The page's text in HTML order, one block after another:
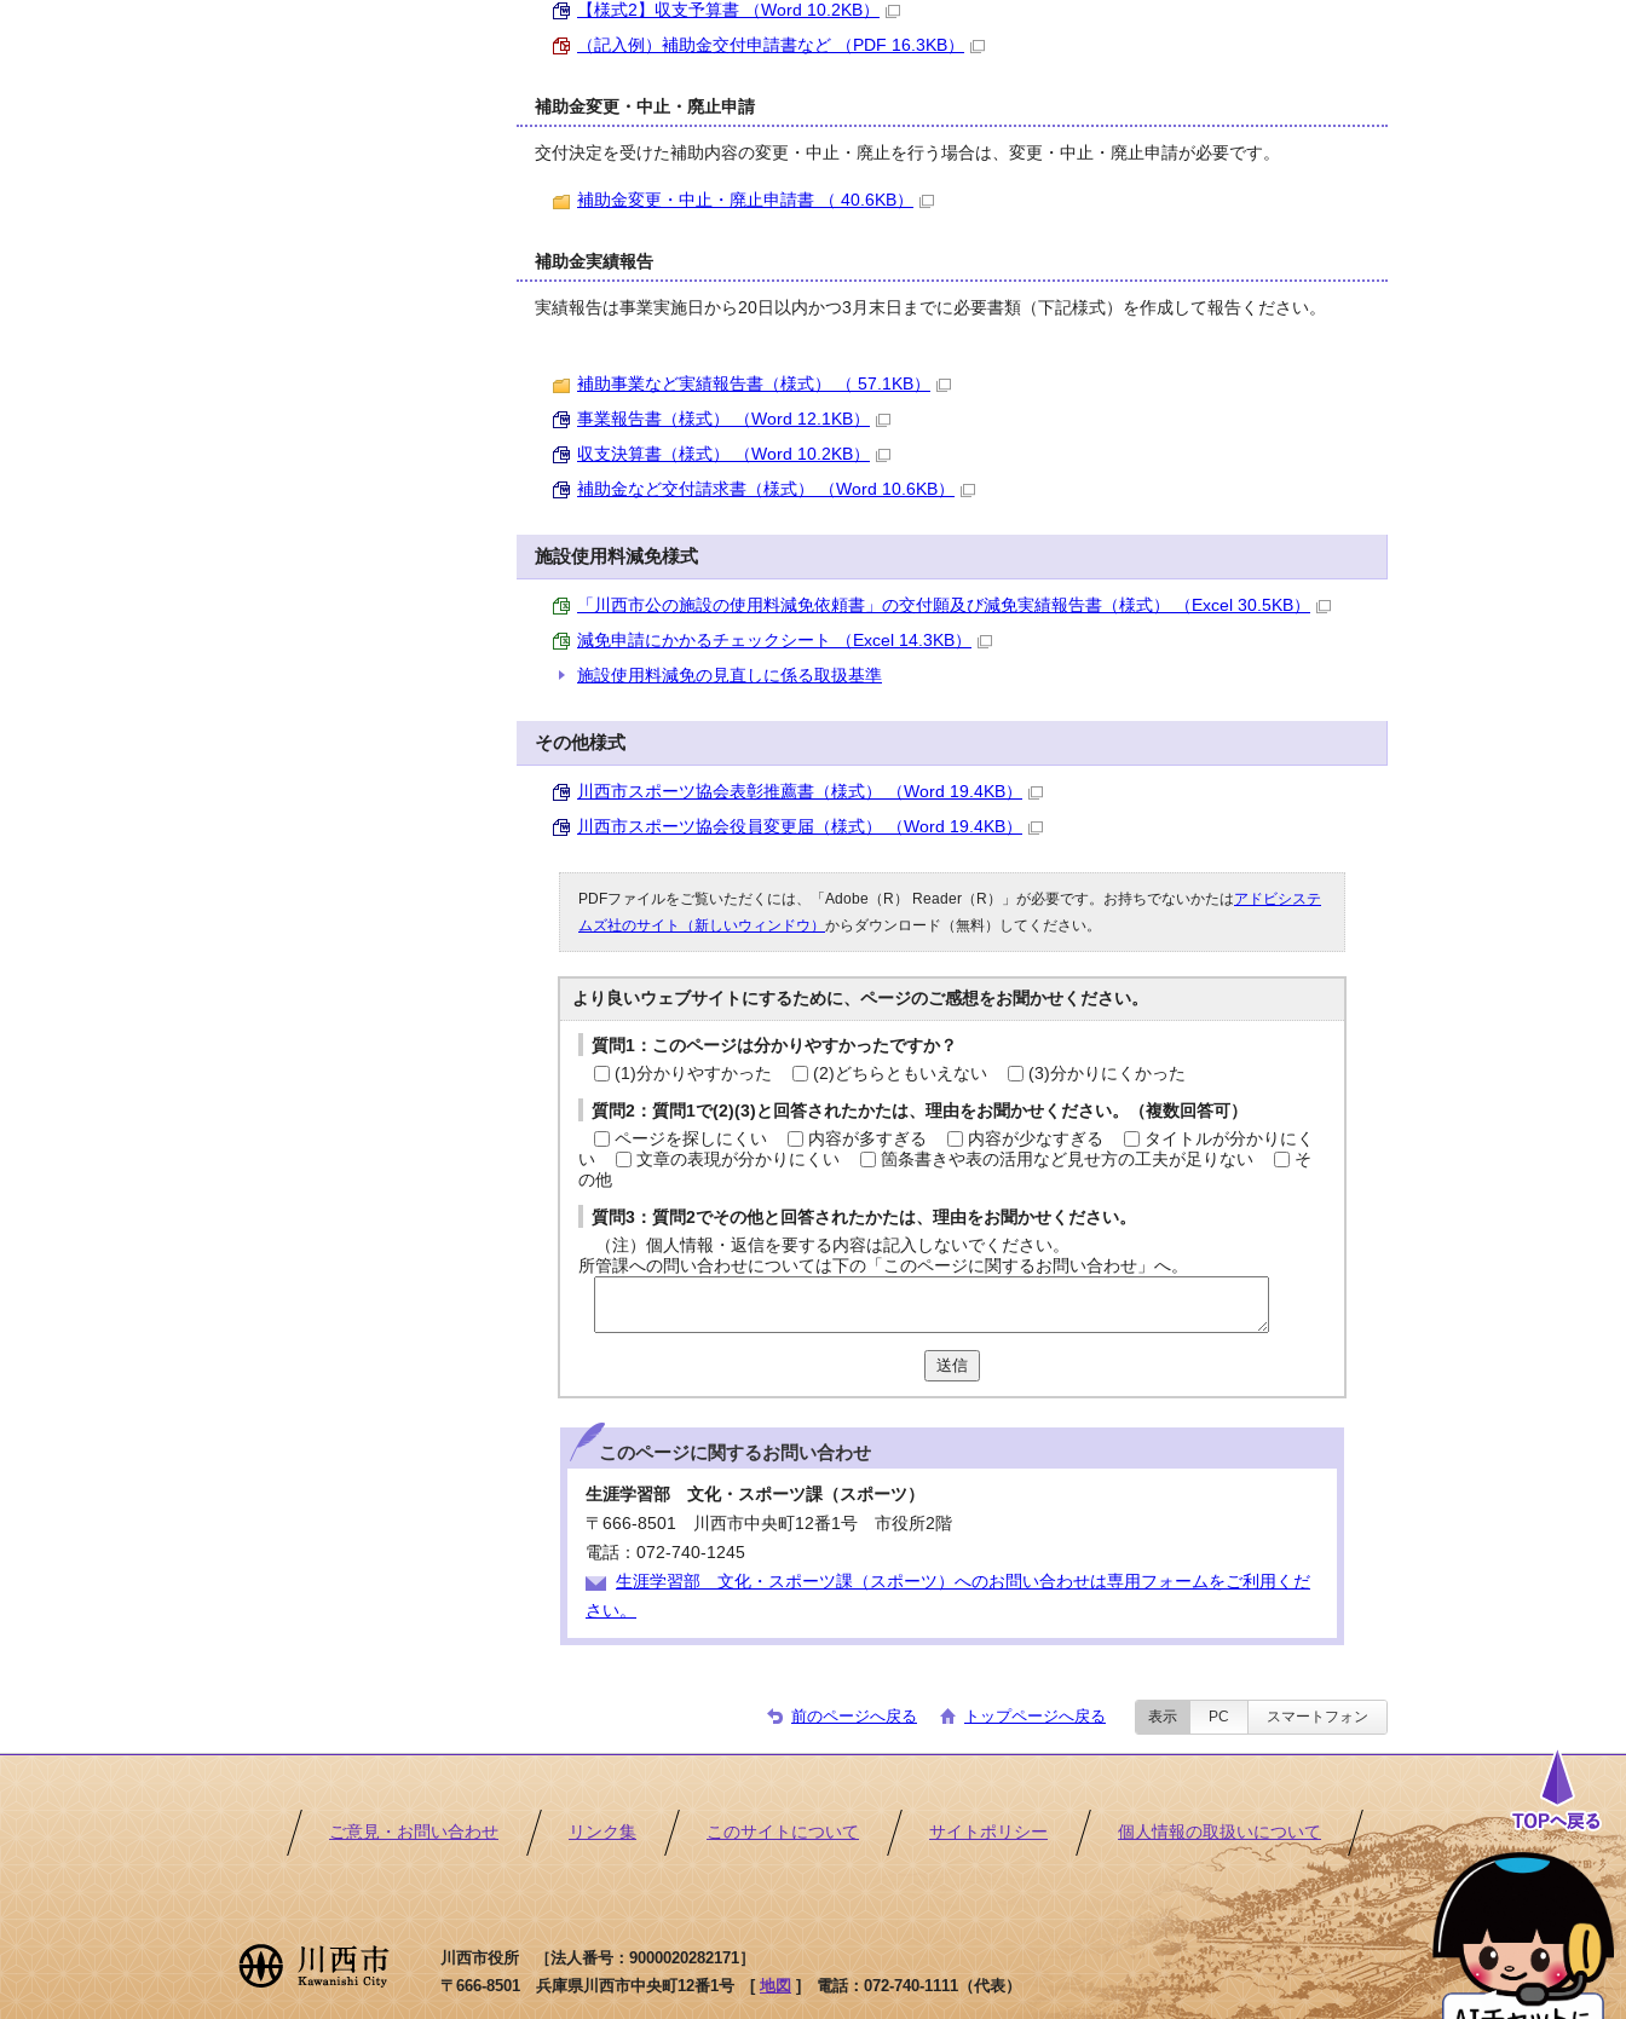
【様式2】収支予算書 （Word 10.2KB）
（記入例）補助金交付申請書など （PDF 16.3KB）
補助金変更・中止・廃止申請
交付決定を受けた補助内容の変更・中止・廃止を行う場合は、変更・中止・廃止申請が必要です。
補助金変更・中止・廃止申請書 （ 40.6KB）
補助金実績報告
実績報告は事業実施日から20日以内かつ3月末日までに必要書類（下記様式）を作成して報告ください。
補助事業など実績報告書（様式） （ 57.1KB）
事業報告書（様式） （Word 12.1KB）
収支決算書（様式） （Word 10.2KB）
補助金など交付請求書（様式） （Word 10.6KB）
施設使用料減免様式
「川西市公の施設の使用料減免依頼書」の交付願及び減免実績報告書（様式） （Excel 30.5KB）
減免申請にかかるチェックシート （Excel 14.3KB）
施設使用料減免の見直しに係る取扱基準
その他様式
川西市スポーツ協会表彰推薦書（様式） （Word 19.4KB）
川西市スポーツ協会役員変更届（様式） （Word 19.4KB）
PDFファイルをご覧いただくには、「Adobe（R） Reader（R）」が必要です。お持ちでないかたはアドビシステ
ムズ社のサイト（新しいウィンドウ） からダウンロード（無料）してください。
より良いウェブサイトにするために、ページのご感想をお聞かせください。
質問1：このページは分かりやすかったですか？
(1)分かりやすかった
(2)どちらともいえない (3)分かりにくかった
質問2：質問1で(2)(3)と回答されたかたは、理由をお聞かせください。（複数回答可）
ページを探しにくい
内容が多すぎる 内容が少なすぎる
タイトルが分かりにく
い
文章の表現が分かりにくい 箇条書きや表の活用など見せ方の工夫が足りない
そ
の他
質問3：質問2でその他と回答されたかたは、理由をお聞かせください。
（注）個人情報・返信を要する内容は記入しないでください。
所管課への問い合わせについては下の「このページに関するお問い合わせ」へ。
送信
このページに関するお問い合わせ
生涯学習部 文化・スポーツ課（スポーツ）
〒666-8501 川西市中央町12番1号 市役所2階
電話：072-740-1245
生涯学習部 文化・スポーツ課（スポーツ）へのお問い合わせは専用フォームをご利用くだ
さい。
前のページへ戻る トップページへ戻る 表示 PC スマートフォン
ご意見・お問い合わせ リンク集 このサイトについて サイトポリシー 個人情報の取扱いについて
川西市役所 ［法人番号：9000020282171］
〒666-8501 兵庫県川西市中央町12番1号 [地図 ]電話：072-740-1111（代表）